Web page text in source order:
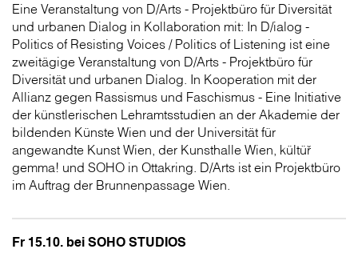
Eine Veranstaltung von D/Arts - Projektbüro für Diversität
und urbanen Dialog in Kollaboration mit: In D/ialog -
Politics of Resisting Voices / Politics of Listening ist eine
zweitägige Veranstaltung von D/Arts - Projektbüro für
Diversität und urbanen Dialog. In Kooperation mit der
Allianz gegen Rassismus und Faschismus - Eine Initiative
der künstlerischen Lehramtsstudien an der Akademie der
bildenden Künste Wien und der Universität für
angewandte Kunst Wien, der Kunsthalle Wien, kültüř
gemma! und SOHO in Ottakring. D/Arts ist ein Projektbüro
im Auftrag der Brunnenpassage Wien.
Fr 15.10. bei SOHO STUDIOS